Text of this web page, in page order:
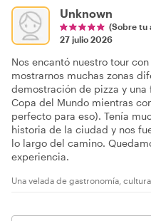
Unknown
(Sobre tu
27 julio 2026
Nos encantó nuestro tour
mostrarnos muchas zonas
demostración de pizza y
Copa del Mundo mientras
perfecto para eso). Tenía
historia de la ciudad y nos
lo largo del camino.
experiencia.
Una velada de gastronomía,